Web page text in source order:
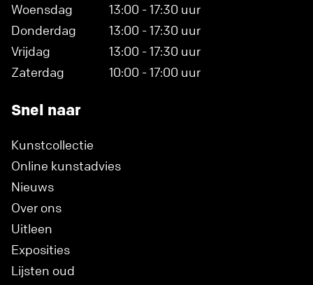
Woensdag
13:00 - 17:30 uur
Donderdag
13:00 - 17:30 uur
Vrijdag
13:00 - 17:30 uur
Zaterdag
10:00 - 17:00 uur
Snel naar
Kunstcollectie
Online kunstadvies
Nieuws
Over ons
Uitleen
Exposities
Lijsten oud